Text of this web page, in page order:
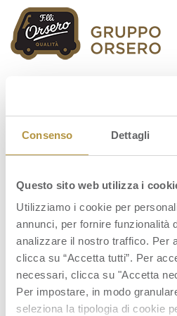
Consenso Dettagli
Questo sito web utilizza i
Utilizziamo i cookie per
annunci, per fornire funzionalità
analizzare il nostro traffico. Per
clicca su “Accetta tutti”. Per
necessari, clicca su "Accetta
Per impostare, in modo
seleziona la tipologia di cookie
ORSERO S.p.A. –
approvazione risultati I
nomina